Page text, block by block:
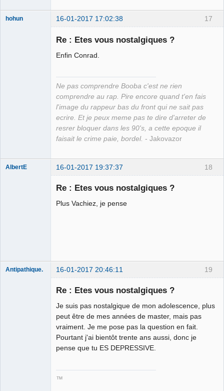
17
hohun 16-01-2017 17:02:38
Re : Etes vous nostalgiques ?
Enfin Conrad.
Ne pas comprendre Booba c'est ne rien
comprendre au rap. Pire encore quand t'en fais
l'image du rappeur bas du front qui ne sait pas
ecrire. Et je peux meme pas te dire d'arreter de
resrer bloquer dans les 90's, a cette epoque il
faisait le crime paie, bordel. - Jakovazor
18
AlbertE 16-01-2017 19:37:37
Re : Etes vous nostalgiques ?
Plus Vachiez, je pense
19
Antipathique. 16-01-2017 20:46:11
Re : Etes vous nostalgiques ?
Je suis pas nostalgique de mon adolescence, plus
peut être de mes années de master, mais pas
vraiment. Je me pose pas la question en fait.
Pourtant j'ai bientôt trente ans aussi, donc je
pense que tu ES DEPRESSIVE.
™